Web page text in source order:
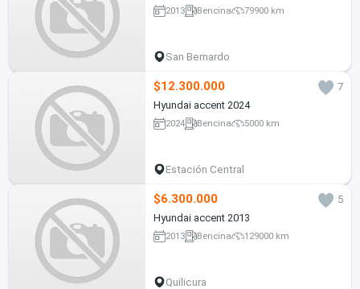
2013 Bencina 79900 km
San Bernardo
$12.300.000
7
Hyundai accent 2024
2024 Bencina 5000 km
Estación Central
$6.300.000
5
Hyundai accent 2013
2013 Bencina 129000 km
Quilicura